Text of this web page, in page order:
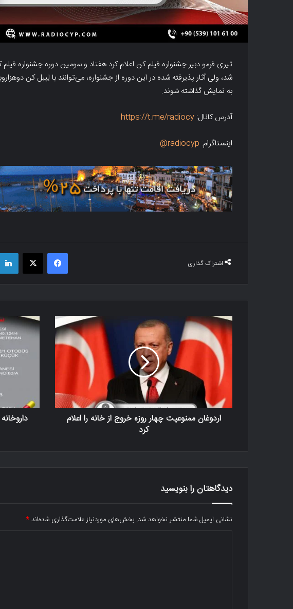
تیری فرمو دبیر جشنواره فیلم کن اعلام کرد هفتاد و سومین دوره جشنواره
شد، ولی آثار پذیرفته شده در این دوره از جشنواره، می‌توانند با لِیبل کن
به نمایش گذاشته شوند.
آدرس کانال: https://t.me/radiocy
اینستاگرام: radiocyp@
اشتراک گذاری
فیسبوک X
اردوغان ممنوعیت چهار روزه خروج از خانه را اعلام
کرد
داروخانه
دیدگاهتان را بنویسید
نشانی ایمیل شما منتشر نخواهد شد. بخش‌های موردنیاز علامت‌گذاری شده‌اند*